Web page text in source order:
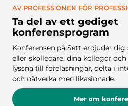
AV PROFESSIONEN FÖR
Ta del av ett gediget
konferensprogram
Konferensen på Sett erbjuder dig
eller skolledare, dina kollegor
lyssna till föreläsningar, delta i
och nätverka med likasinnade.
Mer om